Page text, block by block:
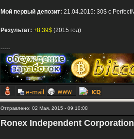
Мой первый депозит: 21.04.2015: 30$ с
Результат: +8.39$ (2015 год)
-----
Отправлено: 02 Мая, 2015 - 09:10:08
Ronex Independent